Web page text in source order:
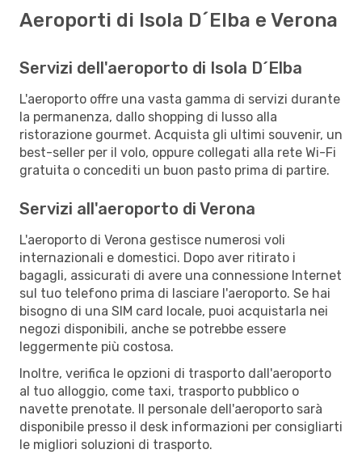
Aeroporti di Isola D´Elba e Verona
Servizi dell'aeroporto di Isola D´Elba
L'aeroporto offre una vasta gamma di servizi durante
la permanenza, dallo shopping di lusso alla
ristorazione gourmet. Acquista gli ultimi souvenir, un
best-seller per il volo, oppure collegati alla rete Wi-Fi
gratuita o concediti un buon pasto prima di partire.
Servizi all'aeroporto di Verona
L'aeroporto di Verona gestisce numerosi voli
internazionali e domestici. Dopo aver ritirato i
bagagli, assicurati di avere una connessione Internet
sul tuo telefono prima di lasciare l'aeroporto. Se hai
bisogno di una SIM card locale, puoi acquistarla nei
negozi disponibili, anche se potrebbe essere
leggermente più costosa.
Inoltre, verifica le opzioni di trasporto dall'aeroporto
al tuo alloggio, come taxi, trasporto pubblico o
navette prenotate. Il personale dell'aeroporto sarà
disponibile presso il desk informazioni per consigliarti
le migliori soluzioni di trasporto.